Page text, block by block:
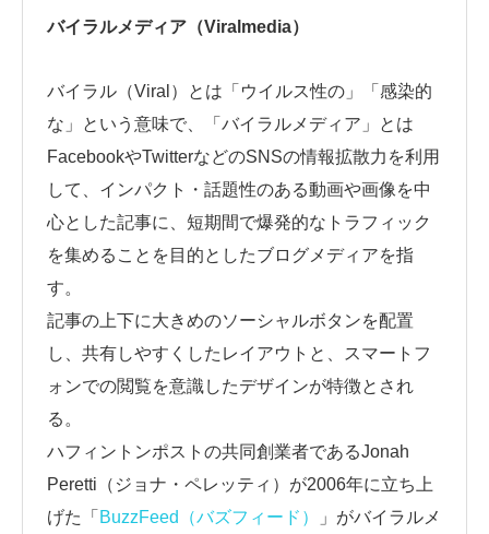
バイラルメディア（Viralmedia）
バイラル（Viral）とは「ウイルス性の」「感染的
な」という意味で、「バイラルメディア」とは
FacebookやTwitterなどのSNSの情報拡散力を利用
して、インパクト・話題性のある動画や画像を中
心とした記事に、短期間で爆発的なトラフィック
を集めることを目的としたブログメディアを指
す。
記事の上下に大きめのソーシャルボタンを配置
し、共有しやすくしたレイアウトと、スマートフ
ォンでの閲覧を意識したデザインが特徴とされ
る。
ハフィントンポストの共同創業者であるJonah
Peretti（ジョナ・ペレッティ）が2006年に立ち上
げた「 BuzzFeed（バズフィード）
」がバイラルメ